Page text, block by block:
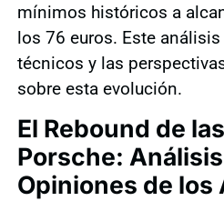
mínimos históricos a
los 76 euros. Este
técnicos y las
sobre esta evolución.
El Rebound de
Porsche:
Opiniones de los